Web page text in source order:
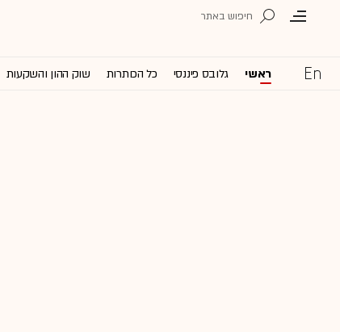
ראשי גלובס פיננסי כל הכותרות שוק ההון והשקעות